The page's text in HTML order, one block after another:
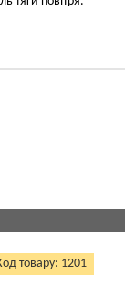
товару: 1201